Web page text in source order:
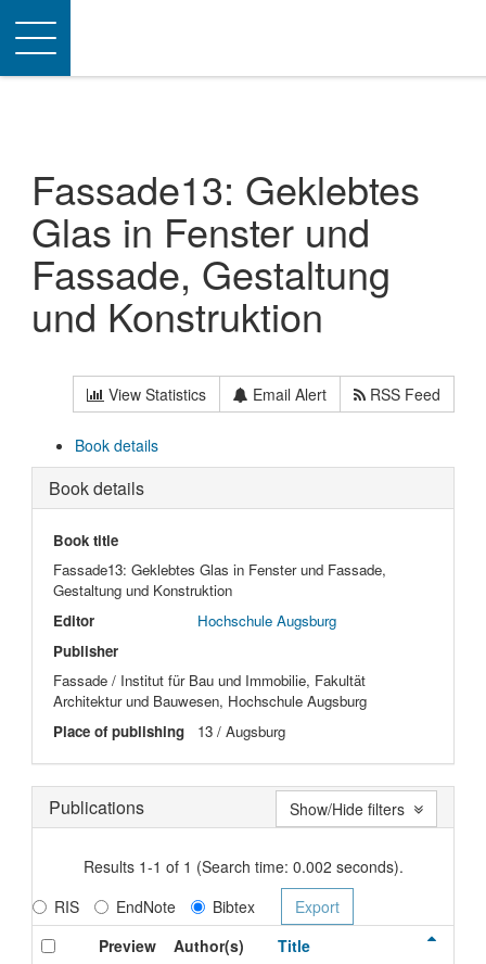
Toggle
navigation
Fassade13: Geklebtes
Glas in Fenster und
Fassade, Gestaltung
und Konstruktion
View Statistics Email Alert RSS Feed
Book details
Book details
Book title
Fassade13: Geklebtes Glas in Fenster und Fassade,
Gestaltung und Konstruktion
Editor
Hochschule Augsburg
Publisher
Fassade / Institut für Bau und Immobilie, Fakultät
Architektur und Bauwesen, Hochschule Augsburg
Place of publishing
13 / Augsburg
Publications
Results 1-1 of 1 (Search time: 0.002 seconds).
RIS
EndNote
Bibtex
Preview
Author(s) Title